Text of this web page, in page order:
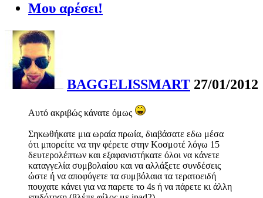
Μου αρέσει!
BAGGELISSMART 27/01/2012
Αυτό ακριβώς κάνατε όμως
Σηκωθήκατε μια ωραία πρωία, διαβάσατε εδω μέσα
ότι μπορείτε να την φέρετε στην Κοσμοτέ λόγω 15
δευτερολέπτων και εξαφανιστήκατε όλοι να κάνετε
καταγγελία συμβολαίου και να αλλάξετε συνδέσεις
ώστε ή να αποφύγετε τα συμβόλαια τα τερατοειδή
πουχατε κάνει για να παρετε το 4s ή να πάρετε κι άλλη